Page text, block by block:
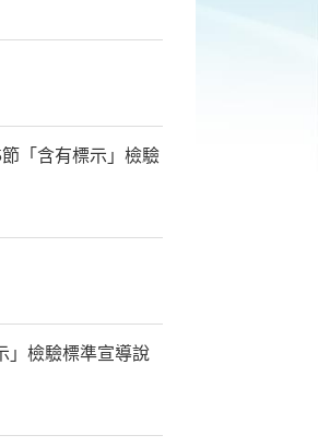
「含有標示」檢驗
」檢驗標準宣導說